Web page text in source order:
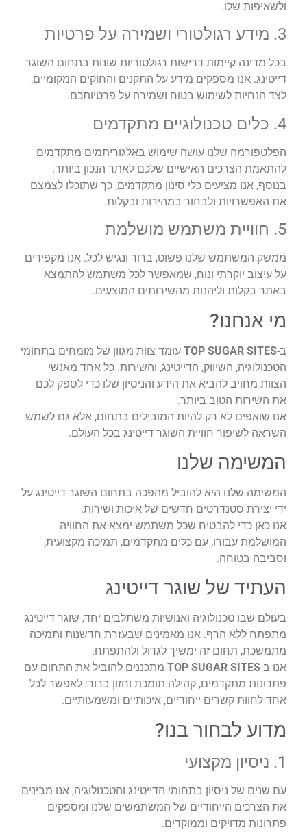
ולשאיפות שלו.
3. מידע רגולטורי ושמירה על פרטיות
בכל מדינה קיימות דרישות רגולטוריות שונות בתחום השוגר
דייטינג. אנו מספקים מידע על התקנים והחוקים המקומיים,
לצד הנחיות לשימוש בטוח ושמירה על פרטיותכם.
4. כלים טכנולוגיים מתקדמים
הפלטפורמה שלנו עושה שימוש באלגוריתמים מתקדמים
להתאמת הצרכים האישיים שלכם לאתר הנכון ביותר.
בנוסף, אנו מציעים כלי סינון מתקדמים, כך שתוכלו לצמצם
את האפשרויות ולבחור במהירות ובקלות.
5. חוויית משתמש מושלמת
ממשק המשתמש שלנו פשוט, ברור ונגיש לכל. אנו מקפידים
על עיצוב יוקרתי ונוח, שמאפשר לכל משתמש להתמצא
באתר בקלות וליהנות מהשירותים המוצעים.
מי אנחנו?
ב-TOP SUGAR SITES עומד צוות מגוון של מומחים בתחומי
הטכנולוגיה, השיווק, הדייטינג, והשירות. כל אחד מאנשי
הצוות מחויב להביא את הידע והניסיון שלו כדי לספק לכם
את השירות הטוב ביותר.
אנו שואפים לא רק להיות המובילים בתחום, אלא גם לשמש
השראה לשיפור חוויית השוגר דייטינג בכל העולם.
המשימה שלנו
המשימה שלנו היא להוביל מהפכה בתחום השוגר דייטינג על
ידי יצירת סטנדרטים חדשים של איכות ושירות.
אנו כאן כדי להבטיח שכל משתמש ימצא את החוויה
המושלמת עבורו, עם כלים מתקדמים, תמיכה מקצועית,
וסביבה בטוחה.
העתיד של שוגר דייטינג
בעולם שבו טכנולוגיה ואנושיות משתלבים יחד, שוגר דייטינג
מתפתח ללא הרף. אנו מאמינים שבעזרת חדשנות ותמיכה
מתמשכת, תחום זה ימשיך לגדול ולהתפתח.
אנו ב-TOP SUGAR SITES מתכננים להוביל את התחום עם
פתרונות מתקדמים, קהילה תומכת וחזון ברור: לאפשר לכל
אחד לחוות קשרים ייחודיים, איכותיים ומשמעותיים.
מדוע לבחור בנו?
1. ניסיון מקצועי
עם שנים של ניסיון בתחומי הדייטינג והטכנולוגיה, אנו מבינים
את הצרכים הייחודיים של המשתמשים שלנו ומספקים
פתרונות מדויקים וממוקדים.